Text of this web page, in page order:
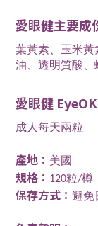
愛眼健主要成
葉黃素、玉米黃
油、透明質酸、
愛眼健
成人每天兩粒
產地： 美國
規格： 120粒/樽
保存方式： 避免